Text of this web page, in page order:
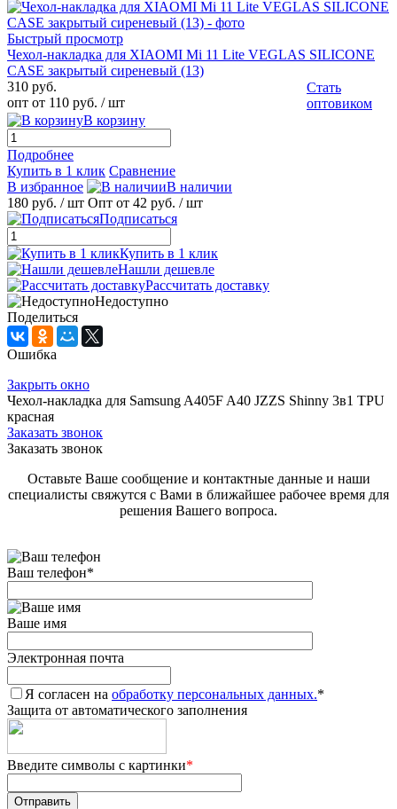
Быстрый просмотр
Чехол-накладка для XIAOMI Mi 11 Lite VEGLAS SILICONE
CASE закрытый сиреневый (13)
310 руб.
опт от 110 руб. / шт
Стать
оптовиком
В корзину
Подробнее
Купить в 1 клик Сравнение
В избранное
В наличии
180 руб. / шт Опт от 42 руб. / шт
Подписаться
Купить в 1 клик
Нашли дешевле
Рассчитать доставку
Недоступно
Поделиться
Ошибка
Закрыть окно
Чехол-накладка для Samsung A405F A40 JZZS Shinny 3в1 TPU
красная
Заказать звонок
Заказать звонок
Оставьте Ваше сообщение и контактные данные и наши
специалисты свяжутся с Вами в ближайшее рабочее время для
решения Вашего вопроса.
Ваш телефон*
Ваше имя
Электронная почта
Я согласен на обработку персональных данных.*
Защита от автоматического заполнения
Введите символы с картинки*